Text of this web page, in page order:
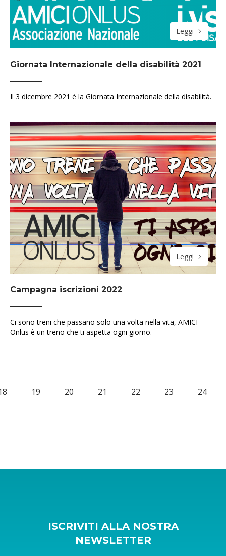
Leggi
Giornata Internazionale della disabilità 2021
Il 3 dicembre 2021 è la Giornata Internazionale della disabilità.
Leggi
Campagna iscrizioni 2022
Ci sono treni che passano solo una volta nella vita, AMICI
Onlus è un treno che ti aspetta ogni giorno.
19 20 21 22 23 24
ISCRIVITI ALLA NOSTRA
NEWSLETTER